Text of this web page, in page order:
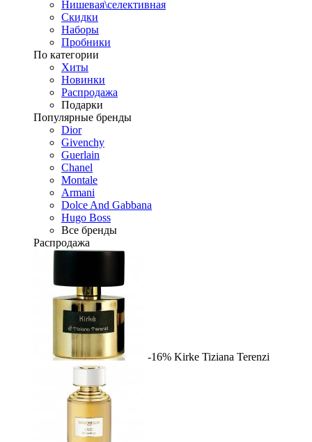
Нишевая\селективная
Скидки
Наборы
Пробники
По категории
Хиты
Новинки
Распродажа
Подарки
Популярные бренды
Dior
Givenchy
Guerlain
Chanel
Montale
Armani
Dolce And Gabbana
Hugo Boss
Все бренды
Распродажа
-16% Kirke Tiziana Terenzi